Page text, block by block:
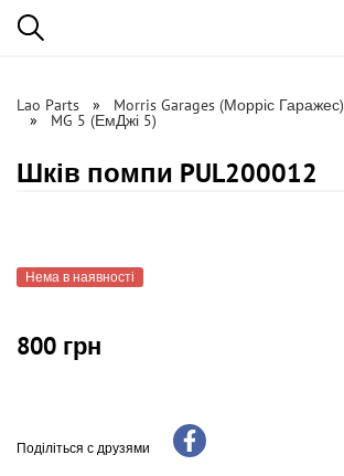
Lao Parts Morris Garages (Морріс Гаражес)
MG 5 (ЕмДжі 5)
Шків помпи PUL200012
Нема в наявності
800 грн
Поділіться с друзями